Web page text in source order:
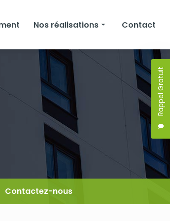
Rappel Gratuit
Nos réalisations
Façades
Isolation
Bardage et parement
Contact
Contactez-nous